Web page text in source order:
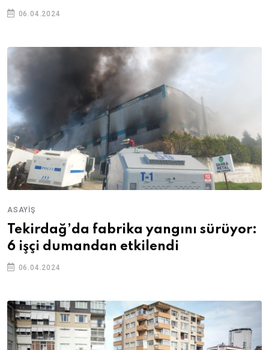
06.04.2024
ASAYIŞ
Tekirdağ’da fabrika yangını sürüyor:
6 işçi dumandan etkilendi
06.04.2024